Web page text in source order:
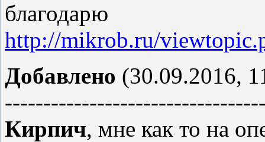
благодарю
http://mikrob.ru/
Добавлено (30.09.2016,
Кирпич, мне как то на